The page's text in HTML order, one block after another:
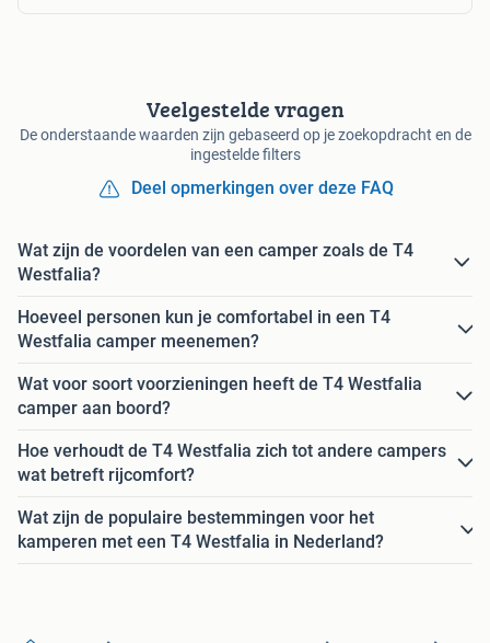
Veelgestelde vragen
De onderstaande waarden zijn gebaseerd op je zoekopdracht en de
ingestelde filters
Deel opmerkingen over deze FAQ
Wat zijn de voordelen van een camper zoals de T4
Westfalia?
Hoeveel personen kun je comfortabel in een T4
Westfalia camper meenemen?
Wat voor soort voorzieningen heeft de T4 Westfalia
camper aan boord?
Hoe verhoudt de T4 Westfalia zich tot andere campers
wat betreft rijcomfort?
Wat zijn de populaire bestemmingen voor het
kamperen met een T4 Westfalia in Nederland?